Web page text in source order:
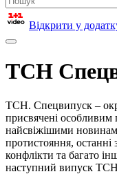
Відкрити у
ТСН
ТСН. Спецвипуск –
присвячені особливим
найсвіжішими
протистояння, останні
конфлікти та багато
наступний випуск